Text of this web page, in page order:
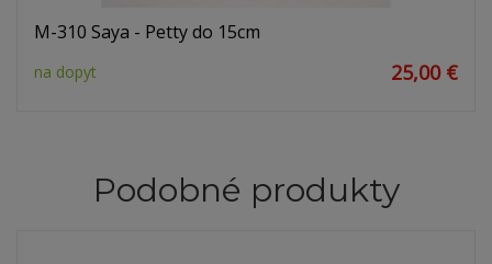
M-310 Saya - Petty do 15cm
na dopyt 25,00 €
Podobné produkty